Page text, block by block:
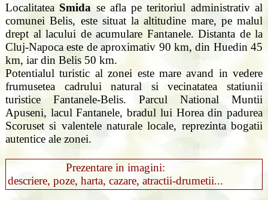
Localitatea Smida se afla pe teritoriul administrativ al
comunei Belis, este situat la altitudine mare, pe malul
drept al lacului de acumulare Fantanele. Distanta de la
Cluj-Napoca este de aproximativ 90 km, din Huedin 45
km, iar din Belis 50 km.
Potentialul turistic al zonei este mare avand in vedere
frumusetea cadrului natural si vecinatatea statiunii
turistice Fantanele-Belis. Parcul National Muntii
Apuseni, lacul Fantanele, bradul lui Horea din padurea
Scoruset si valentele naturale locale, reprezinta bogatii
autentice ale zonei.
Prezentare in imagini:
descriere, poze, harta, cazare, atractii-drumetii...